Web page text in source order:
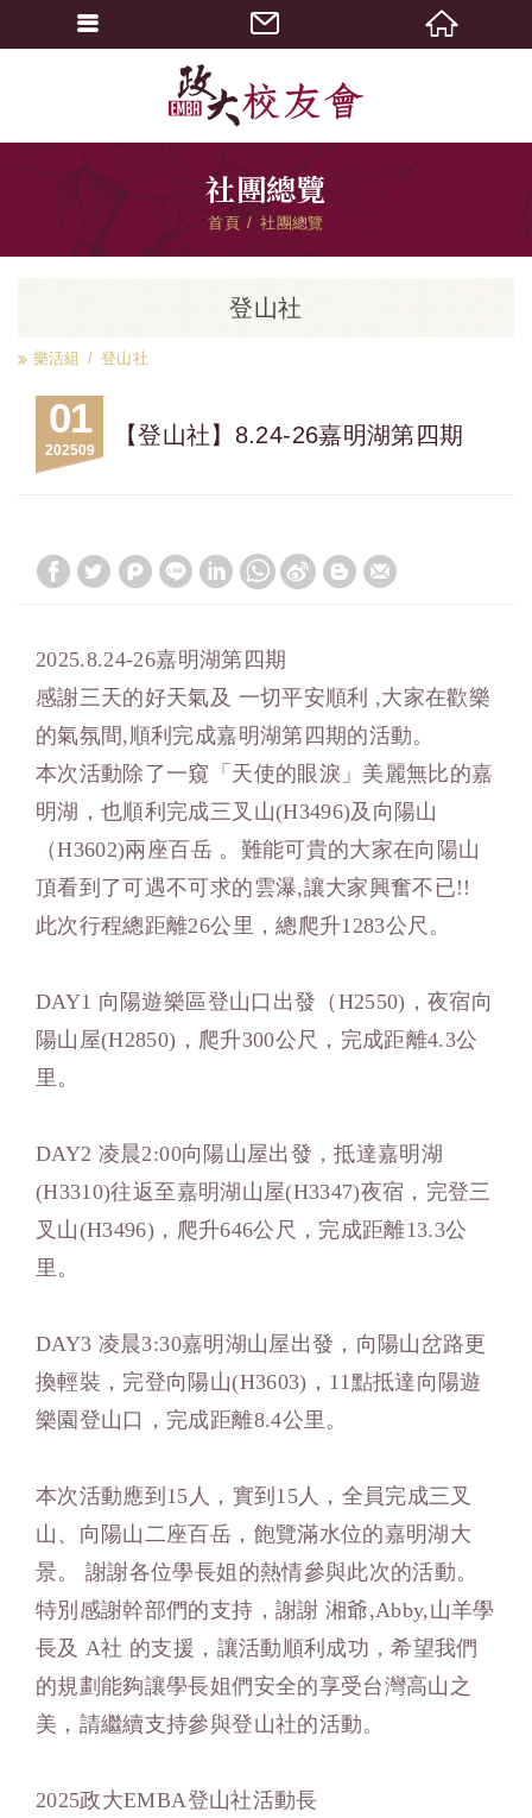
社團總覽
首頁 社團總覽
登山社
樂活組 登山社
01
09
2025
【登山社】8.24-26嘉明湖第四期
2025.8.24-26嘉明湖第四期
感謝三天的好天氣及 一切平安順利 ,大家在歡樂
的氣氛間,順利完成嘉明湖第四期的活動。
本次活動除了一窺「天使的眼淚」美麗無比的嘉
明湖，也順利完成三叉山(H3496)及向陽山
（H3602)兩座百岳 。難能可貴的大家在向陽山
頂看到了可遇不可求的雲瀑,讓大家興奮不已!!
此次行程總距離26公里，總爬升1283公尺。
DAY1 向陽遊樂區登山口出發（H2550)，夜宿向
陽山屋(H2850)，爬升300公尺，完成距離4.3公
里。
DAY2 凌晨2:00向陽山屋出發，抵達嘉明湖
(H3310)往返至嘉明湖山屋(H3347)夜宿，完登三
叉山(H3496)，爬升646公尺，完成距離13.3公
里。
DAY3 凌晨3:30嘉明湖山屋出發，向陽山岔路更
換輕裝，完登向陽山(H3603)，11點抵達向陽遊
樂園登山口，完成距離8.4公里。
本次活動應到15人，實到15人，全員完成三叉
山、向陽山二座百岳，飽覽滿水位的嘉明湖大
景。 謝謝各位學長姐的熱情參與此次的活動。
特別感謝幹部們的支持，謝謝 湘爺,Abby,山羊學
長及 A社 的支援，讓活動順利成功，希望我們
的規劃能夠讓學長姐們安全的享受台灣高山之
美，請繼續支持參與登山社的活動。
2025政大EMBA登山社活動長